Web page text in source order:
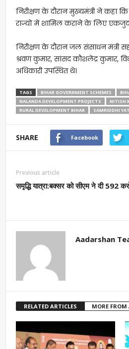
निरीक्षण के दौरान मुख्यमंत्री ने कहा
राज्यों में शामिल कराने के लिए
निरीक्षण के दौरान जल संसाधन मंत्री सह
श्रवण कुमार, सांसद कौशलेंद्र कुमार,
अधिकारी उपस्थित थे।
TAGS BIHAR GOVERNMENT SCHEMES
NALANDA DEVELOPMENT PROJECTS
NITISH
RURAL DEVELOPMENT BIHAR
SAMRIDDHI
SHARE Facebook
Previous article
समृद्धि यात्रा:बक्सर को सीएम ने दी 592
Aadarshan
RELATED ARTICLES MORE